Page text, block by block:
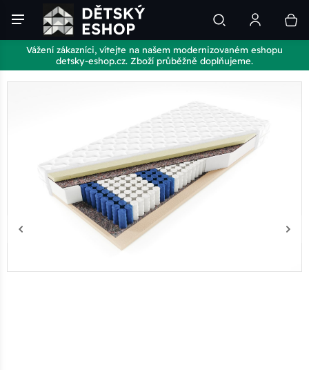
Vážení zákazníci, vítejte na našem modernizovaném eshopu
detsky-eshop.cz. Zboží průběžně doplňujeme.